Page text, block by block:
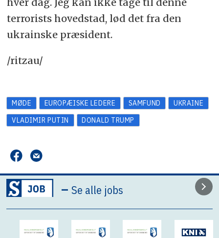
terrorists hovedstad, lød det fra den
ukrainske præsident.
/ritzau/
MØDE EUROPÆISKE LEDERE SAMFUND
UKRAINE
VLADIMIR PUTIN
DONALD TRUMP
–Se alle jobs